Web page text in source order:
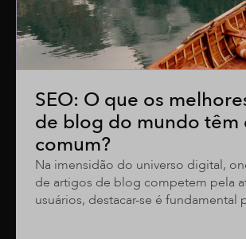
SEO: O que os
de blog do mundo têm
comum?
Na imensidão do universo digital,
de artigos de blog competem pela
usuários, destacar-se é fundamental